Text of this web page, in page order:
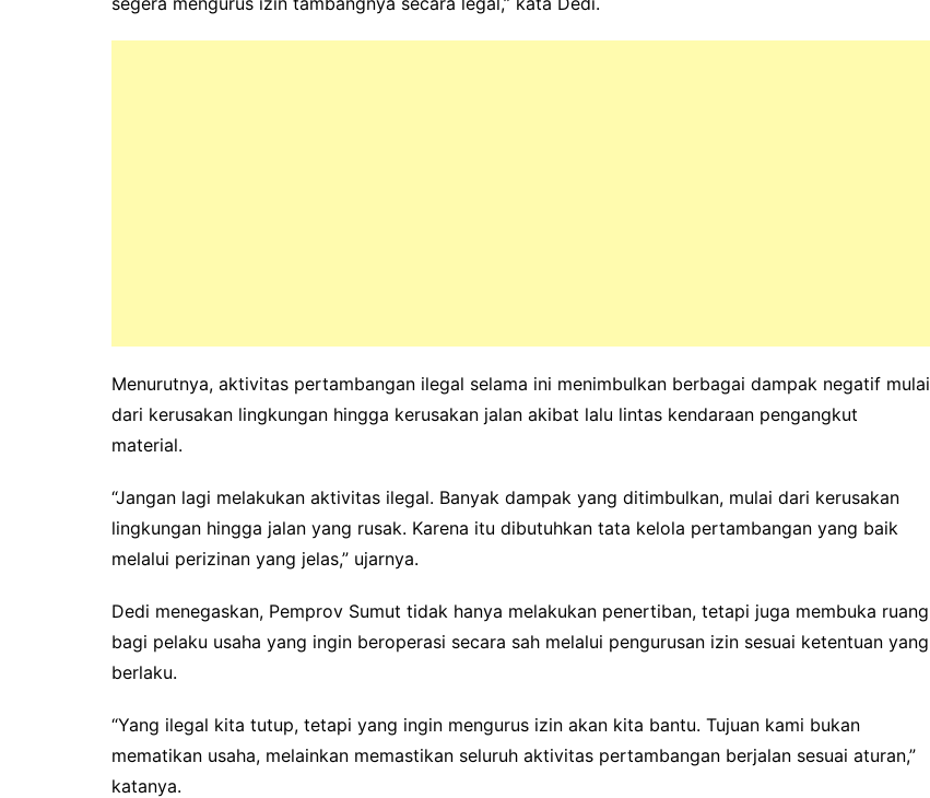
Menurutnya, aktivitas pertambangan ilegal selama ini menimbulkan berbagai dampak negatif mulai
dari kerusakan lingkungan hingga kerusakan jalan akibat lalu lintas kendaraan pengangkut
material.
“Jangan lagi melakukan aktivitas ilegal. Banyak dampak yang ditimbulkan, mulai dari kerusakan
lingkungan hingga jalan yang rusak. Karena itu dibutuhkan tata kelola pertambangan yang baik
melalui perizinan yang jelas,” ujarnya.
Dedi menegaskan, Pemprov Sumut tidak hanya melakukan penertiban, tetapi juga membuka ruang
bagi pelaku usaha yang ingin beroperasi secara sah melalui pengurusan izin sesuai ketentuan yang
berlaku.
“Yang ilegal kita tutup, tetapi yang ingin mengurus izin akan kita bantu. Tujuan kami bukan
mematikan usaha, melainkan memastikan seluruh aktivitas pertambangan berjalan sesuai aturan,”
katanya.